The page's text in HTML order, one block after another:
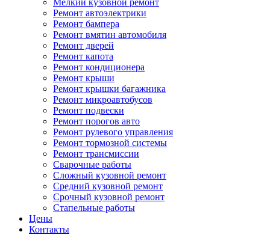
Мелкий кузовной ремонт
Ремонт автоэлектрики
Ремонт бампера
Ремонт вмятин автомобиля
Ремонт дверей
Ремонт капота
Ремонт кондиционера
Ремонт крыши
Ремонт крышки багажника
Ремонт микроавтобусов
Ремонт подвески
Ремонт порогов авто
Ремонт рулевого управления
Ремонт тормозной системы
Ремонт трансмиссии
Сварочные работы
Сложный кузовной ремонт
Средний кузовной ремонт
Срочный кузовной ремонт
Стапельные работы
Цены
Контакты